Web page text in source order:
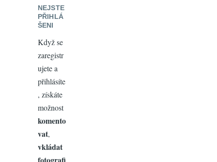
NEJSTE
PŘIHLÁ
ŠENI
Když se
zaregistr
ujete a
přihlásíte
, získáte
možnost
komento
vat,
vkládat
fotografi